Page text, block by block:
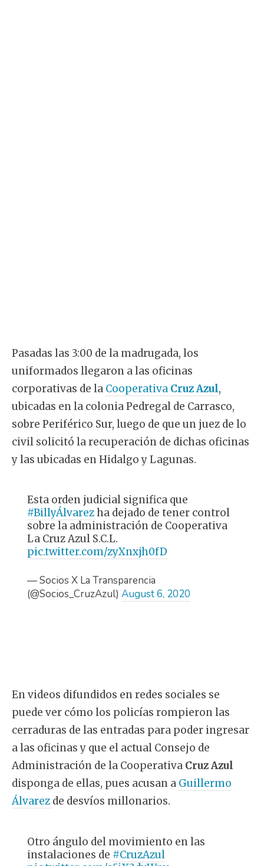
Pasadas las 3:00 de la madrugada, los
uniformados llegaron a las oficinas
corporativas de la Cooperativa Cruz Azul,
ubicadas en la colonia Pedregal de Carrasco,
sobre Periférico Sur, luego de que un juez de lo
civil solicitó la recuperación de dichas oficinas
y las ubicadas en Hidalgo y Lagunas.
Esta orden judicial significa que
#BillyÁlvarezha dejado de tener control
sobre la administración de Cooperativa
La Cruz Azul S.C.L.
pic.twitter.com/zyXnxjh0fD
— Socios X La Transparencia
(@Socios_CruzAzul) August 6, 2020
En videos difundidos en redes sociales se
puede ver cómo los policías rompieron las
cerraduras de las entradas para poder ingresar
a las oficinas y que el actual Consejo de
Administración de la Cooperativa Cruz Azul
disponga de ellas, pues acusan a Guillermo
Álvarez de desvíos millonarios.
Otro ángulo del movimiento en las
instalaciones de #CruzAzul